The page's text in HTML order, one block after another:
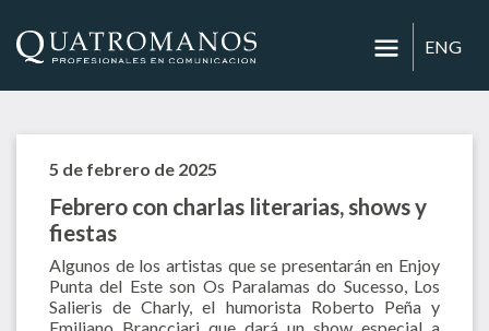
ENG
5 de febrero de 2025
Febrero con charlas literarias, shows y
fiestas
Algunos de los artistas que se presentarán en Enjoy
Punta del Este son Os Paralamas do Sucesso, Los
Salieris de Charly, el humorista Roberto Peña y